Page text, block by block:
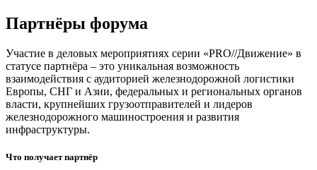
Партнёры форума
Участие в деловых мероприятиях серии «PRO//Движение» в
статусе партнёра – это уникальная возможность
взаимодействия с аудиторией железнодорожной логистики
Европы, СНГ и Азии, федеральных и региональных органов
власти, крупнейших грузоотправителей и лидеров
железнодорожного машиностроения и развития
инфраструктуры.
Что получает партнёр